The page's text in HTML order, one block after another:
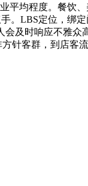
平均程度。餐
LBS定位，绑
及时响应不雅
针客群，到店客